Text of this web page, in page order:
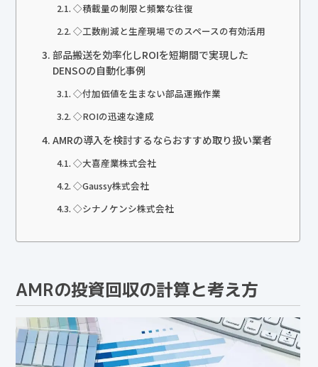
◇積載量の制限と頻繁な往復
◇工数削減と生産現場でのスペースの有効活用
部品搬送を効率化しROIを短期間で実現した
DENSOの自動化事例
◇付加価値を生まない部品運搬作業
◇ROIの迅速な達成
AMRの導入を検討するならおすすめ取り扱い業者
◇大喜産業株式会社
◇Gaussy株式会社
◇シナノケンシ株式会社
AMRの投資回収の計算と考え方